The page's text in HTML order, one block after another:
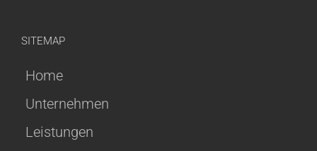
SITEMAP
Home
Unternehmen
Leistungen